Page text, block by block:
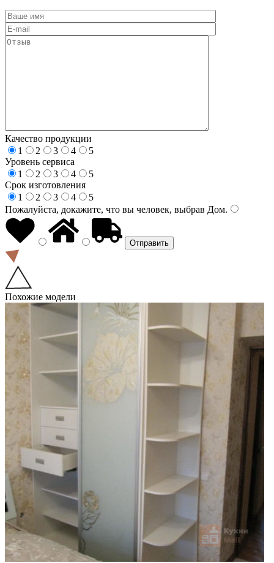
Качество продукции
1
2 3 4
5
Уровень сервиса
1
2 3 4
5
Срок изготовления
1
2 3 4
5
Пожалуйста, докажите, что вы человек, выбрав Дом.
Похожие модели